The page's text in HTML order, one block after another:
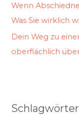
Wenn
Was Sie wirklich
Dein Weg zu
oberflächlich
Schlagwörter